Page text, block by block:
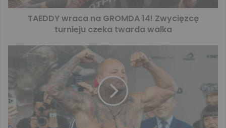
TAEDDY wraca na GROMDA 14! Zwycięzcę
turnieju czeka twarda walka